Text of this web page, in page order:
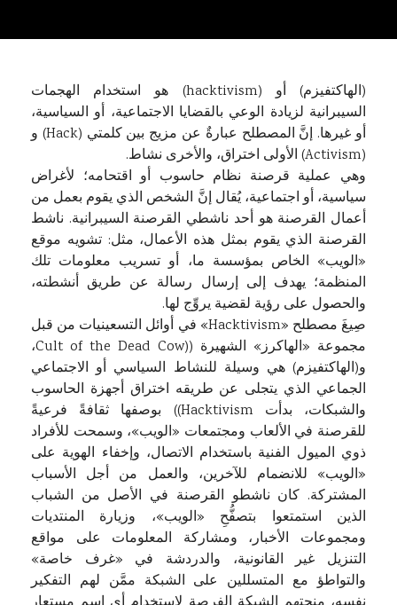
(الهاكتفيزم) أو (hacktivism) هو استخدام الهجمات
السيبرانية لزيادة الوعي بالقضايا الاجتماعية، أو السياسية،
أو غيرها. إنَّ المصطلح عبارةٌ عن مزيج بين كلمتي (Hack) و
(Activism) الأولى اختراق، والأخرى نشاط.
وهي عملية قرصنة نظام حاسوب أو اقتحامه؛ لأغراض
سياسية، أو اجتماعية، يُقال إنَّ الشخص الذي يقوم بعمل من
أعمال القرصنة هو أحد ناشطي القرصنة السيبرانية. ناشط
القرصنة الذي يقوم بمثل هذه الأعمال، مثل: تشويه موقع
«الويب» الخاص بمؤسسة ما، أو تسريب معلومات تلك
المنظمة؛ يهدف إلى إرسال رسالة عن طريق أنشطته،
والحصول على رؤية لقضية يروِّج لها.
صِيغَ مصطلح «Hacktivism» في أوائل التسعينيات من قبل
مجموعة «الهاكرز» الشهيرة ((Cult of the Dead Cow،
و(الهاكتفيزم) هي وسيلة للنشاط السياسي أو الاجتماعي
الجماعي الذي يتجلى عن طريقه اختراق أجهزة الحاسوب
والشبكات، بدأت Hacktivism)) بوصفها ثقافةً فرعيةً
للقرصنة في الألعاب ومجتمعات «الويب»، وسمحت للأفراد
ذوي الميول الفنية باستخدام الاتصال، وإخفاء الهوية على
«الويب» للانضمام للآخرين، والعمل من أجل الأسباب
المشتركة. كان ناشطو القرصنة في الأصل من الشباب
الذين استمتعوا بتصفُّحِ «الويب»، وزيارة المنتديات
ومجموعات الأخبار، ومشاركة المعلومات على مواقع
التنزيل غير القانونية، والدردشة في «غرف خاصة»
والتواطؤ مع المتسللين على الشبكة ممَّن لهم التفكير